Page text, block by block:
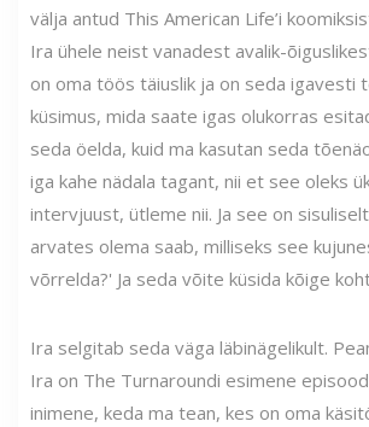
välja antud This American Life’i
Ira ühele neist vanadest avalik-
on oma töös täiuslik ja on seda igavesti
küsimus, mida saate igas olukorras
seda öelda, kuid ma kasutan seda
iga kahe nädala tagant, nii et see oleks
intervjuust, ütleme nii. Ja see on
arvates olema saab, milliseks see
võrrelda?' Ja seda võite küsida kõige
Ira selgitab seda väga läbinägelikult.
Ira on The Turnaroundi esimene
inimene, keda ma tean, kes on oma